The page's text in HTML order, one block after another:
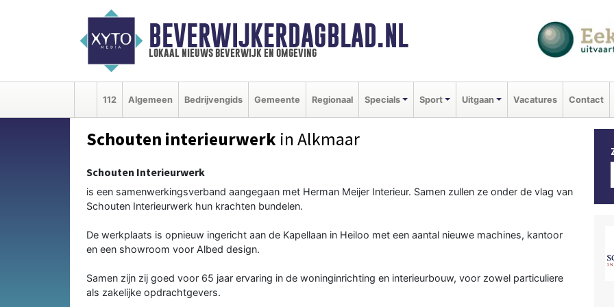
BEVERWIJKERDAGBLAD.NL
lokaal nieuws beverwijk en omgeving
112 Algemeen Bedrijvengids Gemeente Regionaal Specials Sport Uitgaan Vacatures Contact
Schouten interieurwerk in Alkmaar
Schouten Interieurwerk
is een samenwerkingsverband aangegaan met Herman Meijer Interieur. Samen zullen ze onder de vlag van
Schouten Interieurwerk hun krachten bundelen.
De werkplaats is opnieuw ingericht aan de Kapellaan in Heiloo met een aantal nieuwe machines, kantoor
en een showroom voor Albed design.
Samen zijn zij goed voor 65 jaar ervaring in de woninginrichting en interieurbouw, voor zowel particuliere
als zakelijke opdrachtgevers.